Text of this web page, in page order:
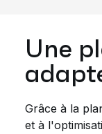
Une
Grâce à la
et à